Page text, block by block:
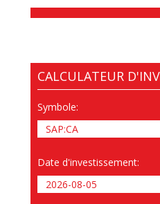
CALCULATEUR
Symbole:
Date d'investissement: